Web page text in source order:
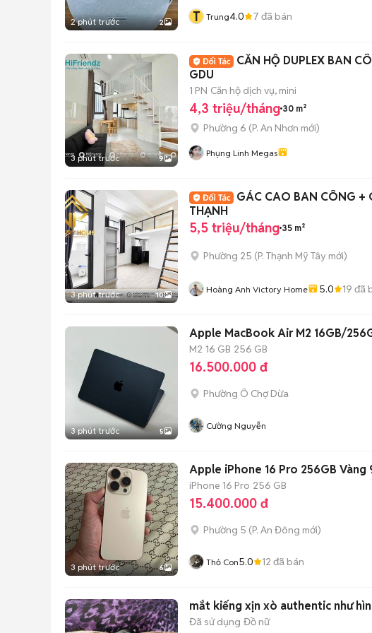
2 phút trước 2 T Trung4.0 7 đã bán
3 phút trước 9
CĂN HỘ DUPLEX BAN
GDU
1 PN Căn hộ dịch vụ, mini
4,3 triệu/tháng 30 m²
Phường 6 (P. An Nhơn mới)
Phụng Linh Megas
3 phút trước 10
GÁC CAO BAN CÔNG +
THẠNH
5,5 triệu/tháng 35 m²
Phường 25 (P. Thạnh Mỹ Tây mới)
Hoàng Anh Victory Home 5.0 19 đã
3 phút trước 5
M2 16 GB 256 GB
16.500.000 đ
Phường Ô Chợ Dừa
Cường Nguyễn
3 phút trước 6
Apple iPhone 16 Pro 256GB Vàng
iPhone 16 Pro 256 GB
15.400.000 đ
Phường 5 (P. An Đông mới)
Thỏ Con5.0 12 đã bán
mắt kiếng xịn xò authentic như
Đã sử dụng Đồ nữ